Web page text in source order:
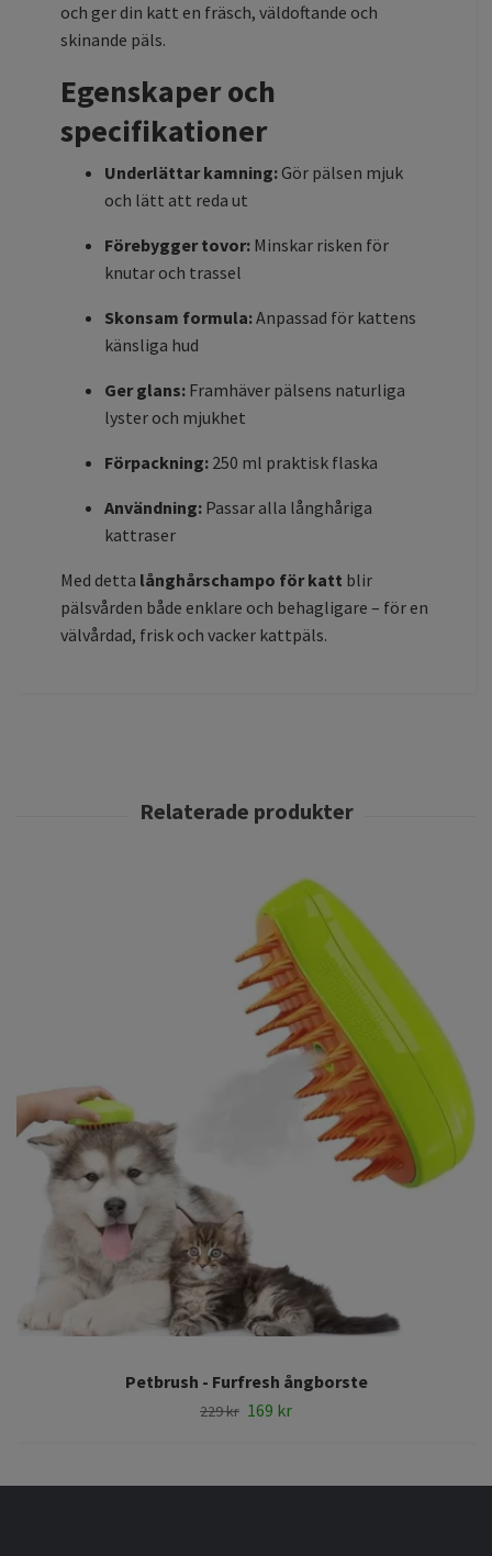
och ger din katt en fräsch, väldoftande och
skinande päls.
Egenskaper och
specifikationer
Underlättar kamning:Gör pälsen mjuk
och lätt att reda ut
Förebygger tovor: Minskar risken för
knutar och trassel
Skonsam formula:Anpassad för kattens
känsliga hud
Ger glans: Framhäver pälsens naturliga
lyster och mjukhet
Förpackning: 250 ml praktisk flaska
Användning: Passar alla långhåriga
kattraser
Med detta långhårschampo för katt blir
pälsvården både enklare och behagligare – för en
välvårdad, frisk och vacker kattpäls.
Petbrush - Furfresh ångborste
229 kr 169 kr